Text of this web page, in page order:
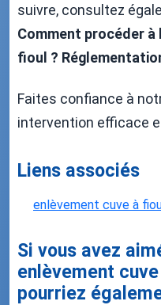
suivre, consultez
Comment procéder à
fioul ?
Faites confiance à
intervention efficace
Liens associés
enlèvement cuve à
Si vous avez
enlèvement
pourriez